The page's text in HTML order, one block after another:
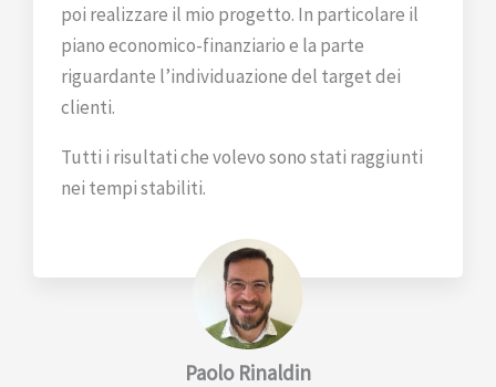
poi realizzare il mio progetto. In particolare il
piano economico-finanziario e la parte
riguardante l’individuazione del target dei
clienti.
Tutti i risultati che volevo sono stati raggiunti
nei tempi stabiliti.
Paolo Rinaldin